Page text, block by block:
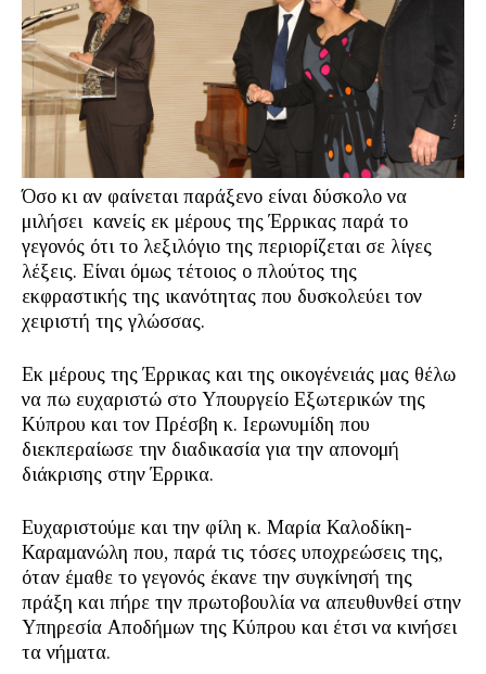
Όσο κι αν φαίνεται παράξενο είναι δύσκολο να
μιλήσει κανείς εκ μέρους της Έρρικας παρά το
γεγονός ότι το λεξιλόγιο της περιορίζεται σε λίγες
λέξεις. Είναι όμως τέτοιος ο πλούτος της
εκφραστικής της ικανότητας που δυσκολεύει τον
χειριστή της γλώσσας.
Εκ μέρους της Έρρικας και της οικογένειάς μας θέλω
να πω ευχαριστώ στο Υπουργείο Εξωτερικών της
Κύπρου και τον Πρέσβη κ. Ιερωνυμίδη που
διεκπεραίωσε την διαδικασία για την απονομή
διάκρισης στην Έρρικα.
Ευχαριστούμε και την φίλη κ. Μαρία Καλοδίκη-
Καραμανώλη που, παρά τις τόσες υποχρεώσεις της,
όταν έμαθε το γεγονός έκανε την συγκίνησή της
πράξη και πήρε την πρωτοβουλία να απευθυνθεί στην
Υπηρεσία Αποδήμων της Κύπρου και έτσι να κινήσει
τα νήματα.